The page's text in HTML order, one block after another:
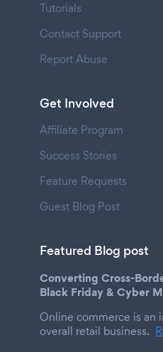
Tutorials
Contact Support
Report Abuse
Get Involved
Affiliate Program
Success Stories
Feature Requests
Guest Blog Post
Featured Blog post
Converting Cross-
Black Friday & Cyber
Online commerce is an
overall retail business.